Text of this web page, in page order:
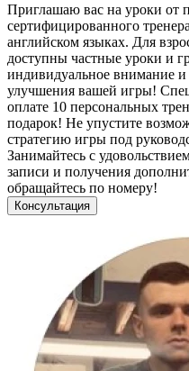
Приглашаю вас на уроки от
сертифицированного
английском языках. Для
доступны частные уроки и
индивидуальное внимание
улучшения вашей игры!
оплате 10 персональных
подарок! Не упустите
стратегию игры под
Занимайтесь с
записи и получения
обращайтесь по номеру!
Консультация